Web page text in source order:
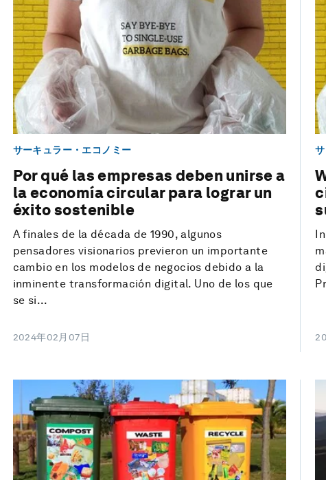
サーキュラー・エコノミー
Por qué las empresas deben unirse a
la economía circular para lograr un
éxito sostenible
A finales de la década de 1990, algunos
pensadores visionarios previeron un importante
cambio en los modelos de negocios debido a la
inminente transformación digital. Uno de los que
se si...
2024年02月07日